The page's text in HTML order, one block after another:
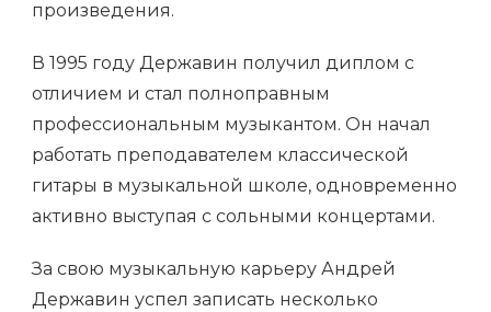
произведения.
В 1995 году Державин получил диплом с
отличием и стал полноправным
профессиональным музыкантом. Он начал
работать преподавателем классической
гитары в музыкальной школе, одновременно
активно выступая с сольными концертами.
За свою музыкальную карьеру Андрей
Державин успел записать несколько